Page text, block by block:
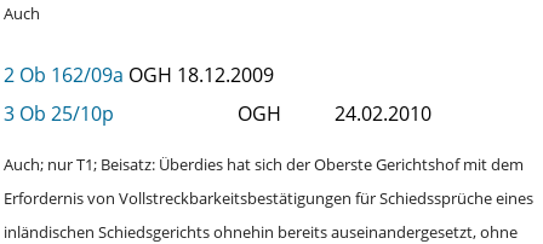
Auch
2 Ob 162/09a OGH 18.12.2009
3 Ob 25/10p
OGH 24.02.2010
Auch; nur T1; Beisatz: Überdies hat sich der Oberste Gerichtshof mit dem
Erfordernis von Vollstreckbarkeitsbestätigungen für Schiedssprüche eines
inländischen Schiedsgerichts ohnehin bereits auseinandergesetzt, ohne